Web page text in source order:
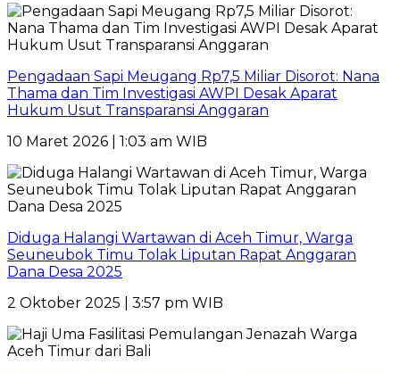
Pengadaan Sapi Meugang Rp7,5 Miliar Disorot: Nana
Thama dan Tim Investigasi AWPI Desak Aparat
Hukum Usut Transparansi Anggaran
10 Maret 2026 | 1:03 am WIB
Diduga Halangi Wartawan di Aceh Timur, Warga
Seuneubok Timu Tolak Liputan Rapat Anggaran
Dana Desa 2025
2 Oktober 2025 | 3:57 pm WIB